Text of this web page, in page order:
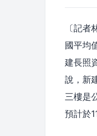
〔記
國平均
建長照
說，新
三樓是
預計於